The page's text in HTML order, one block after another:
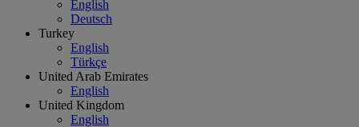
English
Deutsch
Turkey
English
Türkçe
United Arab Emirates
English
United Kingdom
English